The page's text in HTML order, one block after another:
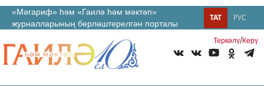
«Мәгариф» һәм «Гаилә һәм мәктәп»
журналларының берләштерелгән порталы
РУС
ТАТ
Теркəлү/Керү